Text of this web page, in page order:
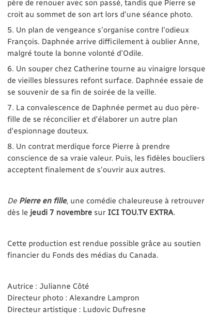
père de renouer avec son passé, tandis que Pierre se
croit au sommet de son art lors d’une séance photo.
5. Un plan de vengeance s'organise contre l'odieux
François. Daphnée arrive difficilement à oublier Anne,
malgré toute la bonne volonté d’Odile.
6. Un souper chez Catherine tourne au vinaigre lorsque
de vieilles blessures refont surface. Daphnée essaie de
se souvenir de sa fin de soirée de la veille.
7. La convalescence de Daphnée permet au duo père-
fille de se réconcilier et d'élaborer un autre plan
d'espionnage douteux.
8. Un contrat merdique force Pierre à prendre
conscience de sa vraie valeur. Puis, les fidèles boucliers
acceptent finalement de s'ouvrir aux autres.
De Pierre en fille, une comédie chaleureuse à retrouver
dès le jeudi 7 novembre sur ICI TOU.TV EXTRA
Cette production est rendue possible grâce au soutien
financier du Fonds des médias du Canada.
Autrice : Julianne Côté
Directeur photo : Alexandre Lampron
Directeur artistique : Ludovic Dufresne